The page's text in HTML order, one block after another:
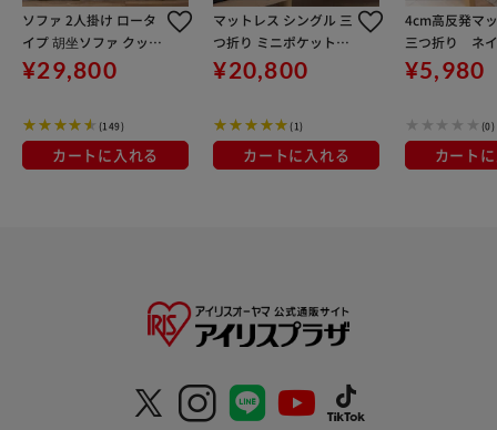
ソファ 2人掛け ロータ
イプ 胡坐ソファ クッシ
ョン付き PVCブラック
¥29,800
(149)
カートに入れる
マットレス シングル 三
つ折り ミニポケットコ
イル 厚さ11㎝ リバー
シブル PMTS11S-3S S
¥20,800
(1)
カートに入れる
4cm高反発マ
三つ折り ネ
【代引き不可】
¥5,980
(0)
カート